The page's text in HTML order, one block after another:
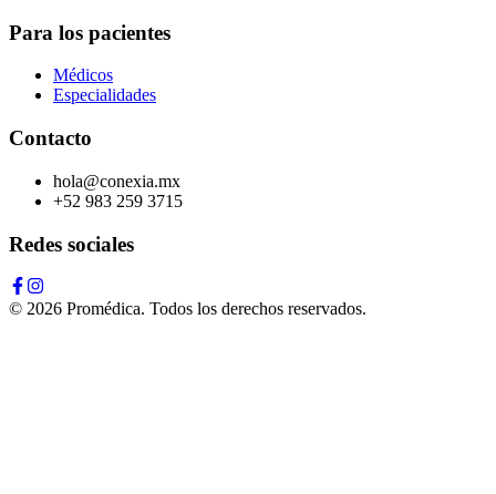
Para los pacientes
Médicos
Especialidades
Contacto
hola@conexia.mx
+52 983 259 3715
Redes sociales
© 2026 Promédica. Todos los derechos reservados.